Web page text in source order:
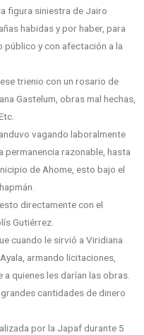
figura siniestra de Jairo
habidas y por haber, para
público y con afectación a la
trienio con un rosario de
Gastelum, obras mal hechas,
vagando laboralmente
razonable, hasta
de Ahome, esto bajo el
directamente con el
Gutiérrez.
cuando le sirvió a Viridiana
armando licitaciones,
quienes les darían las obras.
cantidades de dinero
por la Japaf durante 5